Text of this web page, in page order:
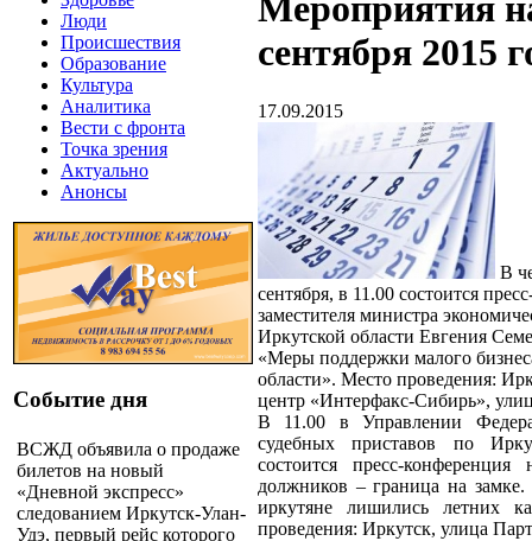
Люди
Происшествия
Образование
Культура
Аналитика
Вести с фронта
Точка зрения
Актуально
Анонсы
Событие дня
ВСЖД объявила о продаже
билетов на новый
«Дневной экспресс»
следованием Иркутск-Улан-
Удэ, первый рейс которого
Мероприятия
сентября 2015
17.09.2015
В
сентября, в 11.00 состоится
заместителя министра
Иркутской области Евгения
«Меры поддержки малого
области». Место проведения:
центр «Интерфакс-Сибирь»,
В 11.00 в Управлении
судебных приставов по
состоится пресс-
должников – граница на замке.
иркутяне лишились летних
проведения: Иркутск, улица